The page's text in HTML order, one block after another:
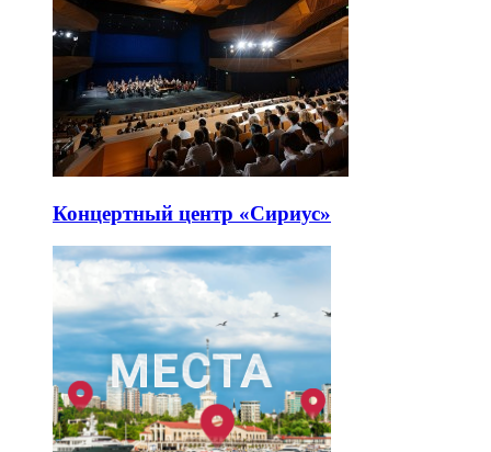
Концертный центр «Сириус»